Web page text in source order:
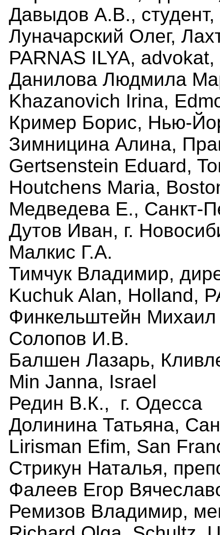
Давыдов А.В.,
Луначарский Олег,
PARNAS ILYA,
Данилова Людмила
Khazanovich Irina,
Кример Борис, Нью-
Зимницина Алина,
Gertsenstein Eduard,
Houtchens Maria,
Медведева Е., Санкт-
Дутов Иван, г.
Малкис Г.А.
Тимчук Владимир,
Kuchuk Alan, Holland,
Финкельштейн Михаил
Солопов И.В.
Балшен Лазарь,
Min Janna, Israel
Редин В.К., г. Одесса
Долинина Татьяна,
Lirisman Efim, San
Стрикун Наталья,
Фалеев Егор
Ремизов Владимир,